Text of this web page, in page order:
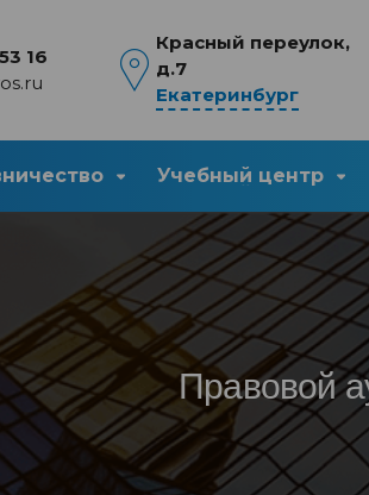
16
Красный переулок,
д.7
Екатеринбург
Учебный центр
Правовой